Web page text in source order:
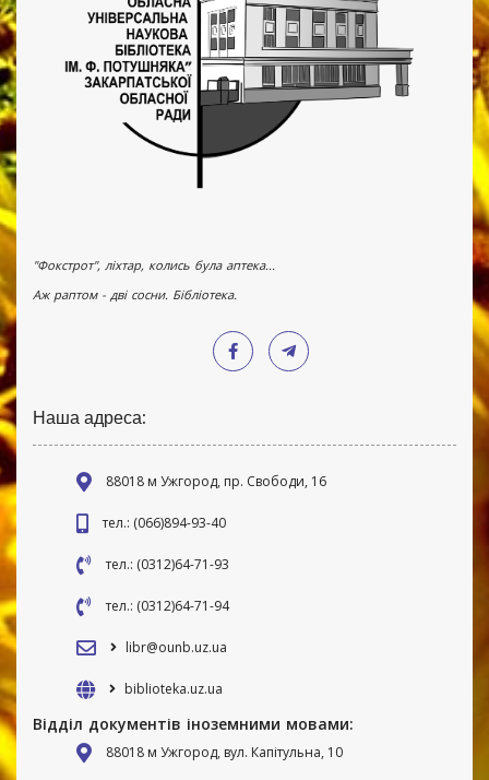
"Фокстрот", ліхтар, колись була аптека...
Аж раптом - дві сосни. Бібліотека.
Наша адреса:
88018 м Ужгород, пр. Свободи, 16
тел.: (066)894-93-40
тел.: (0312)64-71-93
тел.: (0312)64-71-94
libr@ounb.uz.ua
biblioteka.uz.ua
Відділ документів іноземними мовами:
88018 м Ужгород, вул. Капітульна, 10